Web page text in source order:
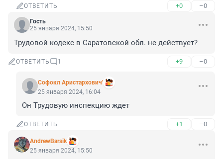
ОТВЕТИТЬ +0 –0
Гость
25 января 2024, 15:50
Трудовой кодекс в Саратовской обл. не действует?
ОТВЕТИТЬ 1 +9 –0
Софокл Аристархович'
25 января 2024, 16:04
Он Трудовую инспекцию ждет
ОТВЕТИТЬ +1 –0
AndrewBarsik
25 января 2024, 15:50